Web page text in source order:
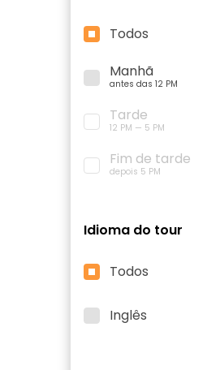
Todos
Manhã
antes das 12 PM
Tarde
12 PM — 5 PM
Fim de tarde
depois 5 PM
Idioma do tour
Todos
Inglês